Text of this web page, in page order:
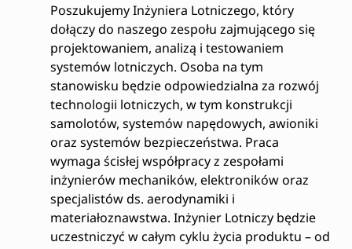
Poszukujemy Inżyniera Lotniczego, który
dołączy do naszego zespołu zajmującego się
projektowaniem, analizą i testowaniem
systemów lotniczych. Osoba na tym
stanowisku będzie odpowiedzialna za rozwój
technologii lotniczych, w tym konstrukcji
samolotów, systemów napędowych, awioniki
oraz systemów bezpieczeństwa. Praca
wymaga ścisłej współpracy z zespołami
inżynierów mechaników, elektroników oraz
specjalistów ds. aerodynamiki i
materiałoznawstwa. Inżynier Lotniczy będzie
uczestniczyć w całym cyklu życia produktu – od